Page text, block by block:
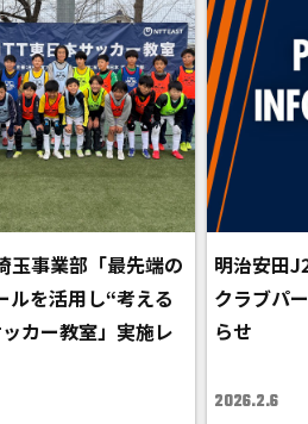
玉事業部「最先端の
ルを活用し“考える
カー教室」実施レ
明治安田
クラブパ
らせ
2026.2.6